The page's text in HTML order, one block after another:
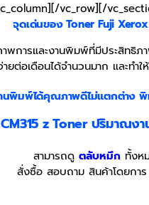
vc_row][/
จุดเด่นของ TonerFuji
การและงานพิมพ์ที่มีประสิทธิ
ต่อเดือนได้จำนวนมาก และทำ
นพิมพ์ได้คุณภาพดีไม่แตกต่าง พิ
zTonerปริมาณง
สามารถดู ตลับหมึก ทั้งห
สั่งซื้อ สอบถาม สินค้าโดยกา